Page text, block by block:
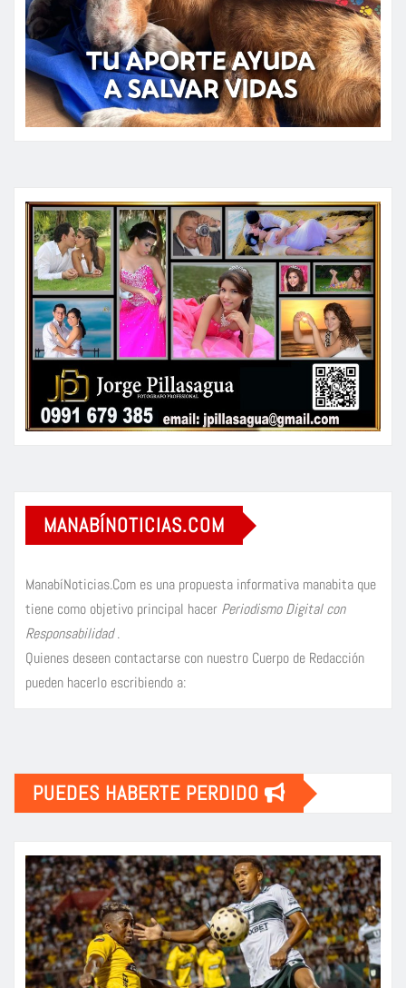
MANABÍNOTICIAS.COM
ManabíNoticias.Com es una propuesta informativa manabita que
tiene como objetivo principal hacer Periodismo Digital con
Responsabilidad.
Quienes deseen contactarse con nuestro Cuerpo de Redacción
pueden hacerlo escribiendo a:
PUEDES HABERTE PERDIDO